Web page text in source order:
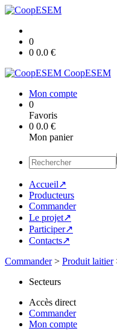
0
0 0.0 €
CoopESEM
Mon compte
0
Favoris
0 0.0 €
Mon panier
Accueil↗
Producteurs
Commander
Le projet↗
Participer↗
Contacts↗
Commander> Produit laitier
Secteurs
Accès direct
Commander
Mon compte